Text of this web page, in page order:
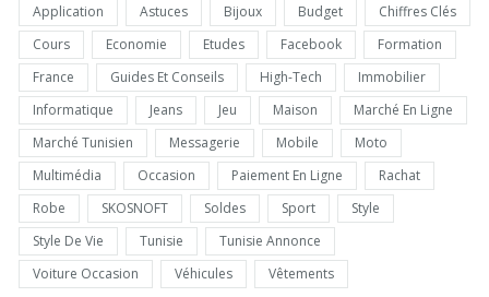
Application
Astuces Bijoux Budget
Chiffres Clés
Cours
Economie Etudes Facebook
Formation
France
Guides Et Conseils High-Tech
Immobilier
Informatique
Jeans Jeu Maison
Marché En Ligne
Marché Tunisien
Messagerie Mobile
Moto
Multimédia
Occasion Paiement En Ligne
Rachat
Robe
SKOSNOFT Soldes Sport
Style
Style De Vie
Tunisie
Tunisie Annonce
Voiture Occasion
Véhicules Vêtements